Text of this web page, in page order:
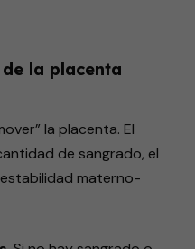
la placenta
la placenta. El
de sangrado, el
materno-